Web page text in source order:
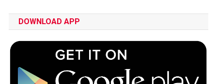
DOWNLOAD APP